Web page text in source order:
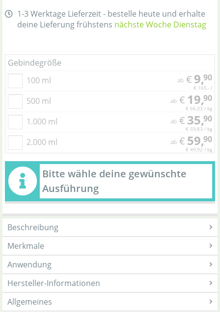
1-3 Werktage Lieferzeit - bestelle heute und erhalte
deine Lieferung frühstens nächste Woche Dienstag
Gebindegröße
100 ml
ab € 9,90
€ 165,- /
500 ml ab € 19,90
€ 66,33 / kg
1.000 ml ab € 35,90
€ 59,83 / kg
2.000 ml ab € 59,90
€ 49,92 / kg
Bitte wähle deine gewünschte
Ausführung
Beschreibung
Merkmale
Anwendung
Hersteller-Informationen
Allgemeines